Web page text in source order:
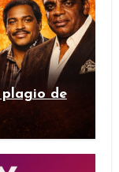
plagio de